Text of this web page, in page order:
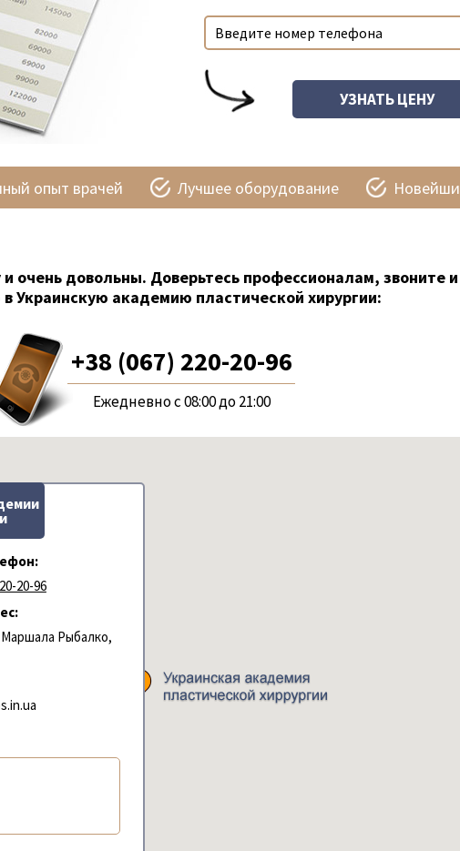
опыт врачей Лучшее оборудование
очень довольны. Доверьтесь профессионалам, звоните
Украинскую академию пластической хирургии:
+38 (067) 220-20-96
Ежедневно с 08:00 до 21:00
20-96
Рыбалко,